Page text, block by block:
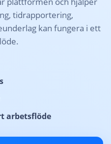
tidrapportering,
kan fungera i ett
arbetsflöde